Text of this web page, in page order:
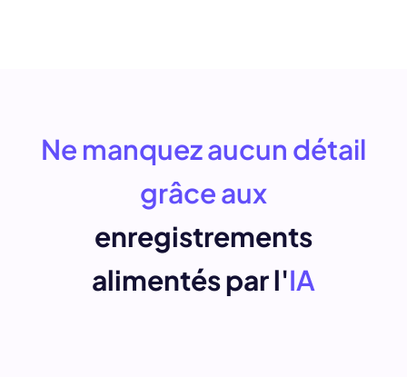
Ne manquez aucun détail
grâce aux
enregistrements
alimentés par l'IA